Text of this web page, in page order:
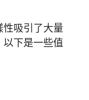
性吸引了大量
下是一些值